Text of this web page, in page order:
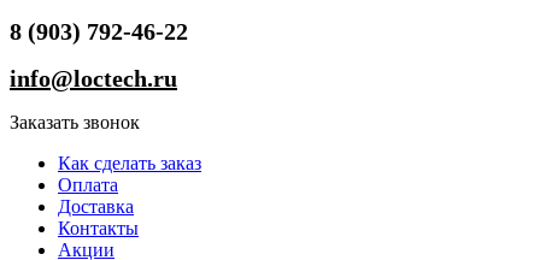
8 (903) 792-46-22
info@loctech.ru
Заказать звонок
Как сделать заказ
Оплата
Доставка
Контакты
Акции